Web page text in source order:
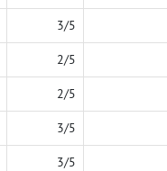
3/5
2/5
2/5
3/5
3/5